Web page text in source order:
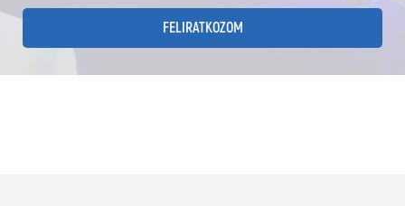
FELIRATKOZOM